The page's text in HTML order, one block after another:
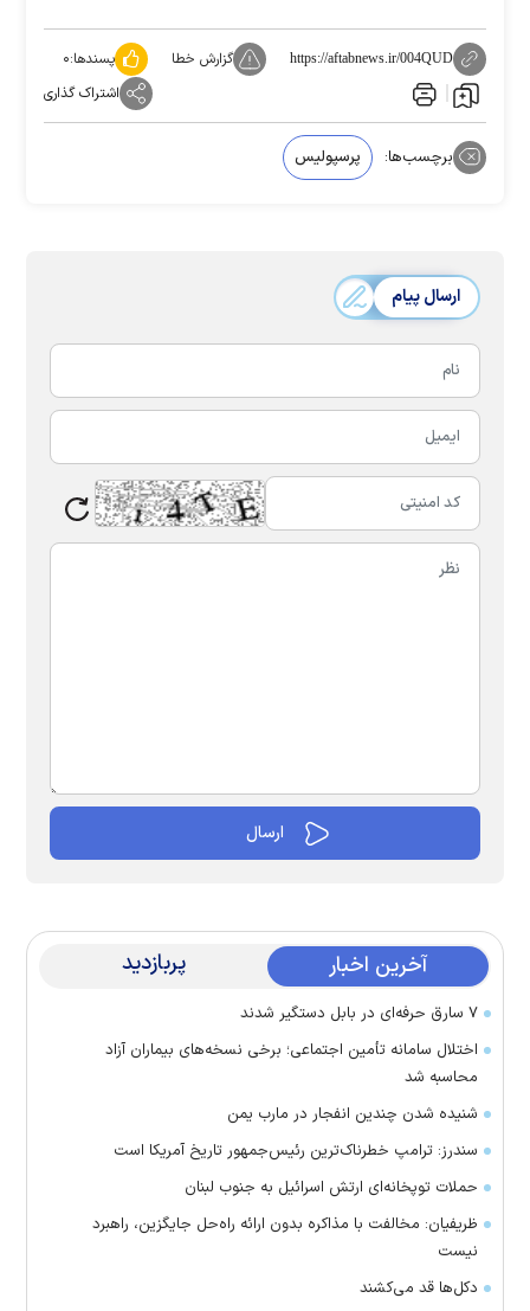
https://aftabnews.ir/004QUD گزارش خطا پسندها:۰
اشتراک گذاری
برچسب‌ها: پرسپولیس
ارسال پیام
آخرین اخبار پربازدید
۷ سارق حرفه‌ای در بابل دستگیر شدند
اختلال سامانه تأمین اجتماعی؛ برخی نسخه‌های بیماران آزاد
محاسبه شد
شنیده شدن چندین انفجار در مارب یمن
سندرز: ترامپ خطرناک‌ترین رئیس‌جمهور تاریخ آمریکا است
حملات توپخانه‌ای ارتش اسرائیل به جنوب لبنان
ظریفیان: مخالفت با مذاکره بدون ارائه راه‌حل جایگزین، راهبرد
نیست
دکل‌ها قد می‌کشند